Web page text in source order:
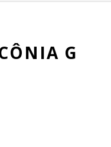
G